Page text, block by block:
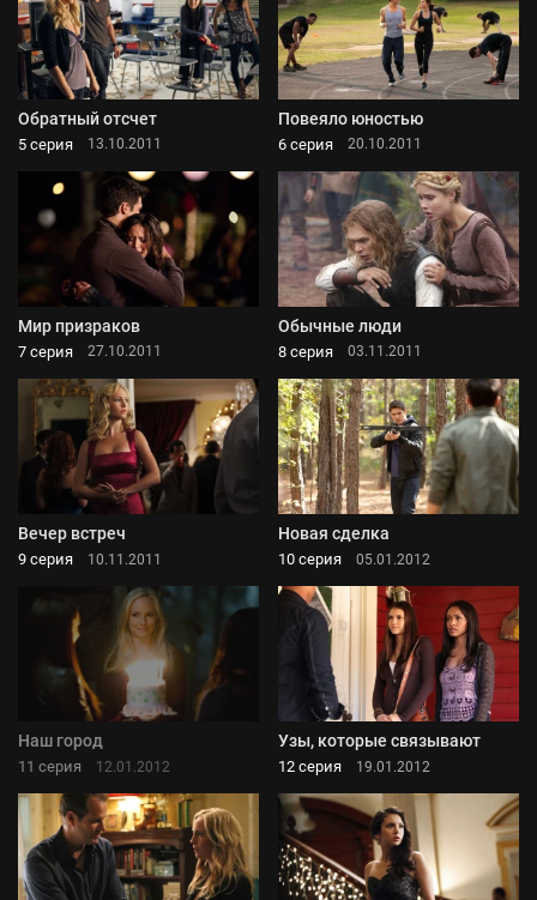
Обратный отсчет
5 серия 13.10.2011
Повеяло юностью
6 серия 20.10.2011
Мир призраков
7 серия 27.10.2011
Обычные люди
8 серия 03.11.2011
Вечер встреч
9 серия 10.11.2011
Новая сделка
10 серия 05.01.2012
Наш город
11 серия 12.01.2012
Узы, которые связывают
12 серия 19.01.2012